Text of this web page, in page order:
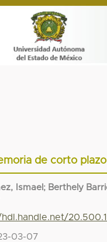
de corto
Ismael ; Berthely
03-07